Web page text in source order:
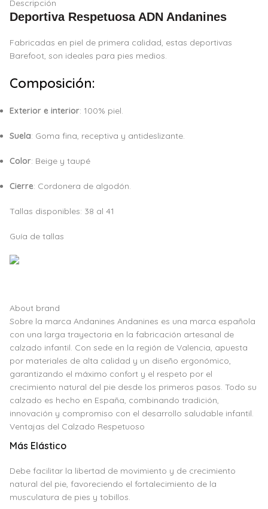
Descripción
Deportiva Respetuosa ADN Andanines
Fabricadas en piel de primera calidad, estas deportivas
Barefoot, son ideales para pies medios.
Composición:
Exterior e interior: 100% piel.
Suela: Goma fina, receptiva y antideslizante.
Color: Beige y taupé
Cierre: Cordonera de algodón.
Tallas disponibles: 38 al 41
Guía de tallas
About brand
Sobre la marca Andanines Andanines es una marca española
con una larga trayectoria en la fabricación artesanal de
calzado infantil. Con sede en la región de Valencia, apuesta
por materiales de alta calidad y un diseño ergonómico,
garantizando el máximo confort y el respeto por el
crecimiento natural del pie desde los primeros pasos. Todo su
calzado es hecho en España, combinando tradición,
innovación y compromiso con el desarrollo saludable infantil.
Ventajas del Calzado Respetuoso
Más Elástico
Debe facilitar la libertad de movimiento y de crecimiento
natural del pie, favoreciendo el fortalecimiento de la
musculatura de pies y tobillos.